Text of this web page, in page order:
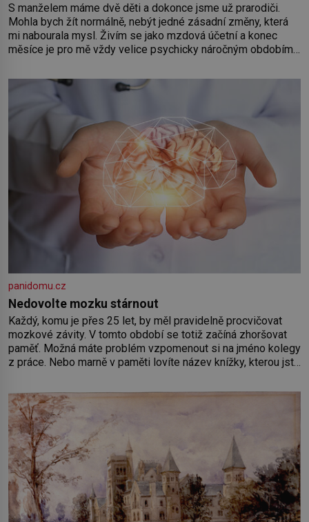
S manželem máme dvě děti a dokonce jsme už prarodiči.
Mohla bych žít normálně, nebýt jedné zásadní změny, která
mi nabourala mysl. Živím se jako mzdová účetní a konec
měsíce je pro mě vždy velice psychicky náročným obdobím.
o pomoc, co se hlídání týče. Dalo by se
panidomu.cz
Nedovolte mozku stárnout
Každý, komu je přes 25 let, by měl pravidelně procvičovat
mozkové závity. V tomto období se totiž začíná zhoršovat
paměť. Možná máte problém vzpomenout si na jméno kolegy
z práce. Nebo marně v paměti lovíte název knížky, kterou jste
paměť rozhodla stávkovat. Cvičte